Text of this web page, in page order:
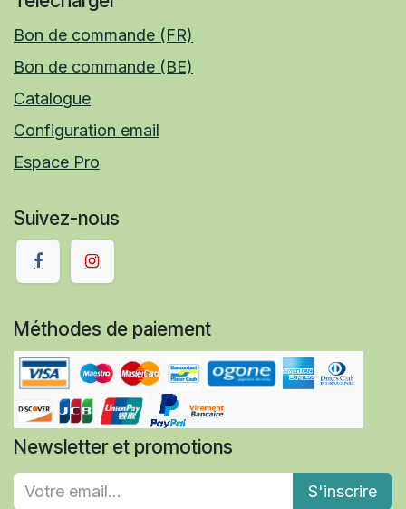
Bon de commande (FR)
Bon de commande (BE)
Catalogue
Configuration email
Espace Pro
Suivez-nous
Méthodes de paiement
Newsletter et promotions
S'inscrire